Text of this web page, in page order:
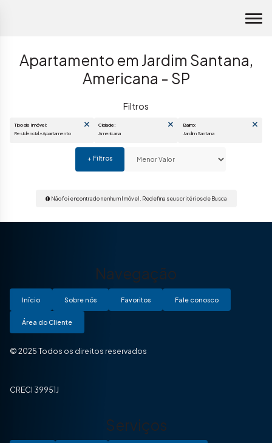
Apartamento em Jardim Santana,
Americana - SP
Residencial » Apartamento Americana
Não foi encontrado nenhum Imóvel. Redefina seus critérios de Busca
Navegação
Início Sobre nós Favoritos Fale conosco
Área do Cliente
© 2025 Todos os direitos reservados
CRECI 39951J
Serviços